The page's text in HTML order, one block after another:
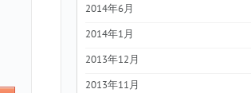
2014年6月
2014年1月
2013年12月
2013年11月